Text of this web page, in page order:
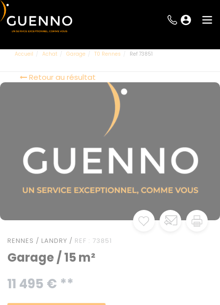
Accueil Achat Garage T0 Rennes Ref 73851
Retour au résultat
RENNES / LANDRY / REF : 73851
Garage / 15 m²
11 495 € **